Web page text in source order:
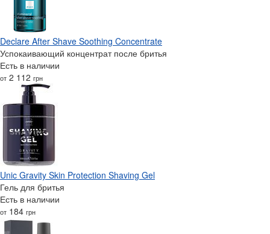
Declare After Shave Soothing Concentrate
Успокаивающий концентрат после бритья
Есть в наличии
от 2 112 грн
Unic Gravity Skin Protection Shaving Gel
Гель для бритья
Есть в наличии
от 184 грн